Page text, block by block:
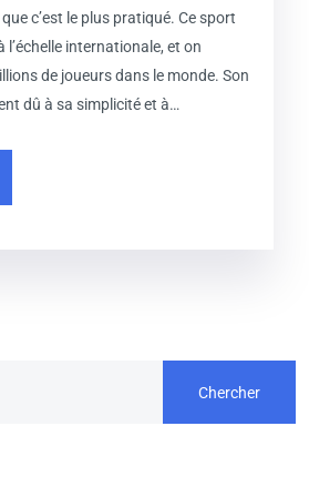
c’est le plus pratiqué. Ce sport
internationale, et on
de joueurs dans le monde. Son
dû à sa simplicité et à…
Chercher